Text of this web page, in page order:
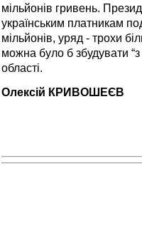
мільйонів гривень.
українським платникам
мільйонів, уряд - трохи
можна було б збудувати
області.
Олексій КРИВОШЕЄВ